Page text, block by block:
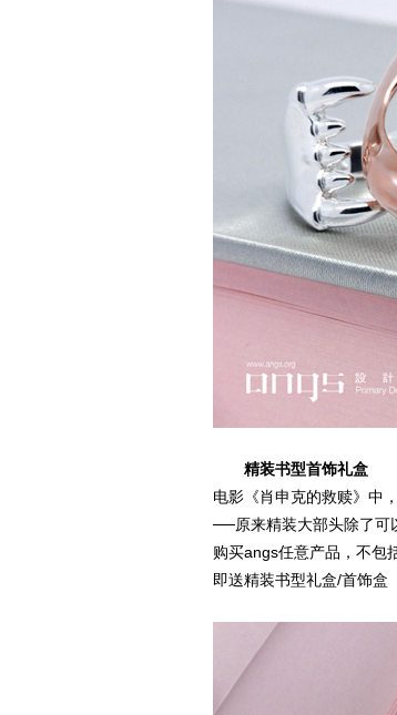
精装书型首饰礼盒
电影《肖申克的救赎》中
──原来精装大部头除了可
购买angs任意产品，不包
即送精装书型礼盒/首饰盒